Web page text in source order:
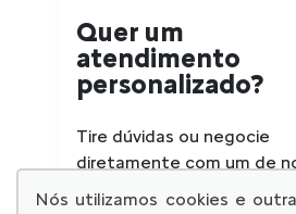
Quer um
atendimento
personalizado?
Tire dúvidas ou negocie
diretamente com um de
consultores via WhatsApp.
Nós utilizamos cookies e